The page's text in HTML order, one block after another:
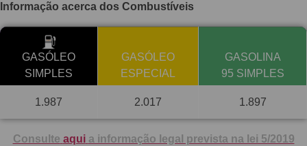
Informação acerca dos Combustíveis
GASÓLEO
SIMPLES
GASÓLEO
ESPECIAL
GASOLINA
95 SIMPLES
1.987 2.017 1.897
Consulte aqui a informação legal prevista na lei 5/2019